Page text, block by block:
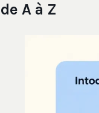
de A à Z